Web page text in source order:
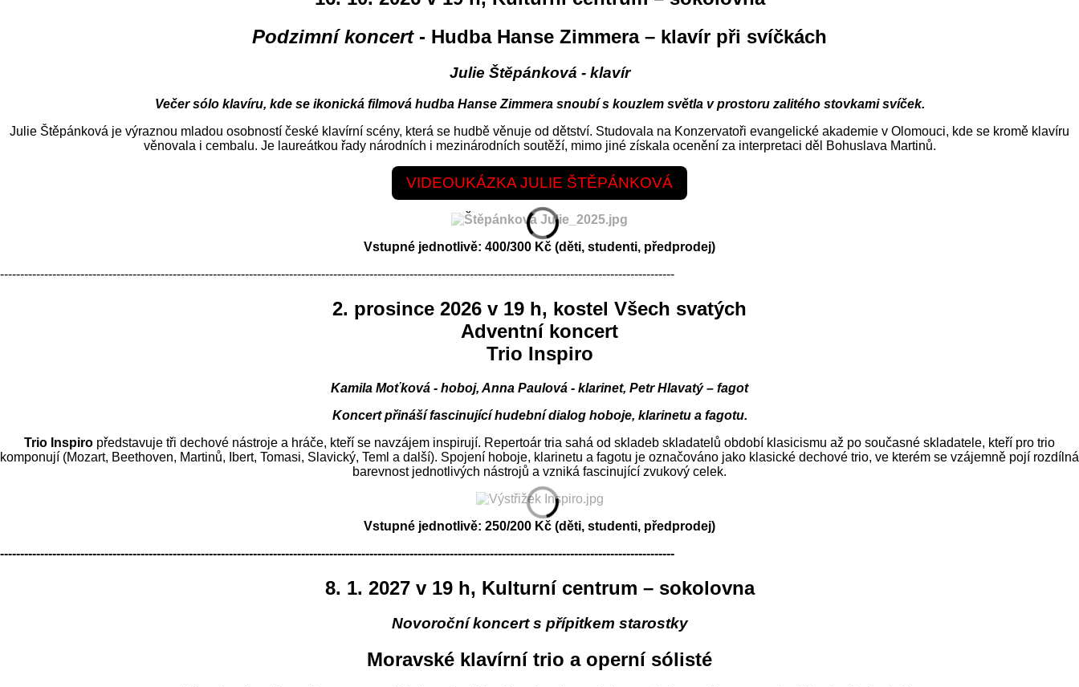
Podzimní koncert- Hudba Hanse Zimmera – klavír při svíčkách
Julie Štěpánková - klavír
Večer sólo klavíru, kde se ikonická filmová hudba Hanse Zimmera snoubí s kouzlem světla v prostoru zalitého stovkami svíček.
Julie Štěpánková je výraznou mladou osobností české klavírní scény, která se hudbě věnuje od dětství. Studovala na Konzervatoři evangelické akademie v Olomouci, kde se kromě klavíru
věnovala i cembalu. Je laureátkou řady národních i mezinárodních soutěží, mimo jiné získala ocenění za interpretaci děl Bohuslava Martinů.
VIDEOUKÁZKA JULIE ŠTĚPÁNKOVÁ
Vstupné jednotlivě: 400/300 Kč (děti, studenti, předprodej)
------------------------------------------------------------------------------------------------------------------------------------------------------------------------
2. prosince 2026 v 19 h, kostel Všech svatých
Adventní koncert
Trio Inspiro
Kamila Moťková - hoboj, Anna Paulová - klarinet, Petr Hlavatý – fagot
Koncert přináší fascinující hudební dialog hoboje, klarinetu a fagotu.
Trio Inspiro představuje tři dechové nástroje a hráče, kteří se navzájem inspirují. Repertoár tria sahá od skladeb skladatelů období klasicismu až po současné skladatele, kteří pro trio
komponují (Mozart, Beethoven, Martinů, Ibert, Tomasi, Slavický, Teml a další). Spojení hoboje, klarinetu a fagotu je označováno jako klasické dechové trio, ve kterém se vzájemně pojí rozdílná
barevnost jednotlivých nástrojů a vzniká fascinující zvukový celek.
Vstupné jednotlivě: 250/200 Kč (děti, studenti, předprodej)
------------------------------------------------------------------------------------------------------------------------------------------------------------------------
8. 1. 2027 v 19 h, Kulturní centrum – sokolovna
Novoroční koncert s přípitkem starostky
Moravské klavírní trio a operní sólisté